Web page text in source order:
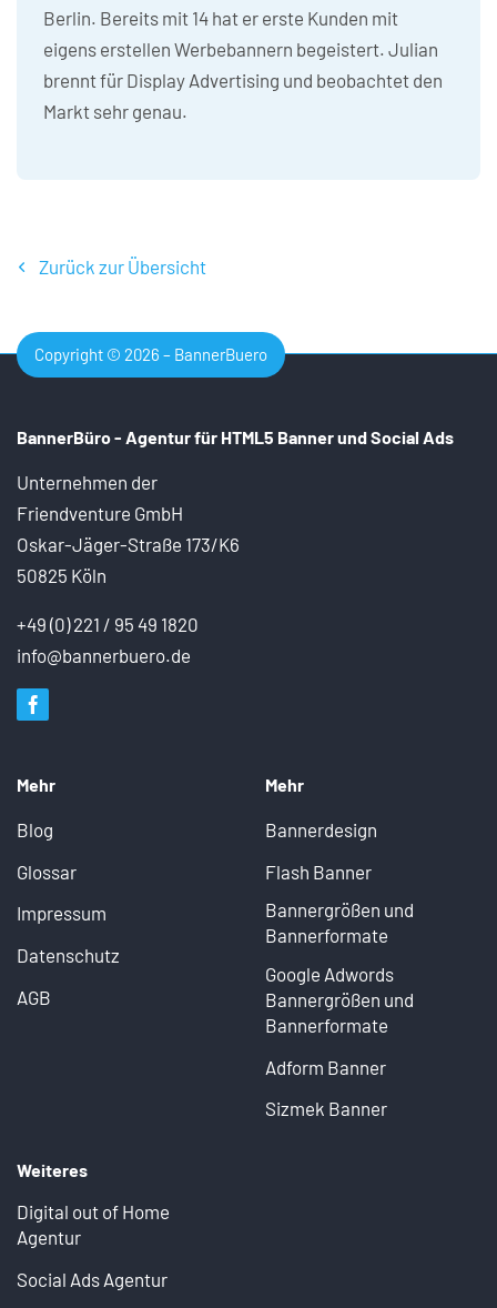
Berlin. Bereits mit 14 hat er erste Kunden mit
eigens erstellen Werbebannern begeistert. Julian
brennt für Display Advertising und beobachtet den
Markt sehr genau.
Zurück zur Übersicht
Copyright © 2026 – BannerBuero
BannerBüro - Agentur für HTML5 Banner undSocial Ads
Unternehmen der
Friendventure GmbH
Oskar-Jäger-Straße 173/K6
50825 Köln
+49 (0) 221 / 95 49 1820
info@bannerbuero.de
Mehr
Blog
Glossar
Impressum
Datenschutz
AGB
Mehr
Bannerdesign
Flash Banner
Bannergrößen und
Bannerformate
Google Adwords
Bannergrößen und
Bannerformate
Adform Banner
Sizmek Banner
Weiteres
Digital out of Home
Agentur
Social Ads Agentur